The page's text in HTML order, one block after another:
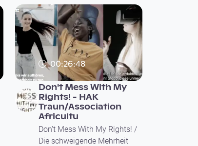
00:26:48
Don't Mess With My
Rights! - HAK
Traun/Association
Africultu
Don't Mess With My Rights! /
Die schweigende Mehrheit